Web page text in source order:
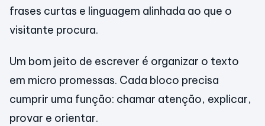
frases curtas e linguagem alinhada ao que o
visitante procura.
Um bom jeito de escrever é organizar o texto
em micro promessas. Cada bloco precisa
cumprir uma função: chamar atenção, explicar,
provar e orientar.